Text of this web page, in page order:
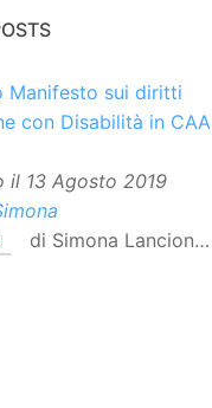
Manifesto sui diritti
con Disabilità in CAA
il 13 Agosto 2019
di Simona Lancioni,